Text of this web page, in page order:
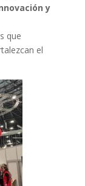
y
que
el